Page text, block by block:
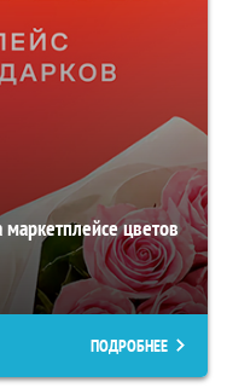
цветов
ПОДРОБНЕЕ